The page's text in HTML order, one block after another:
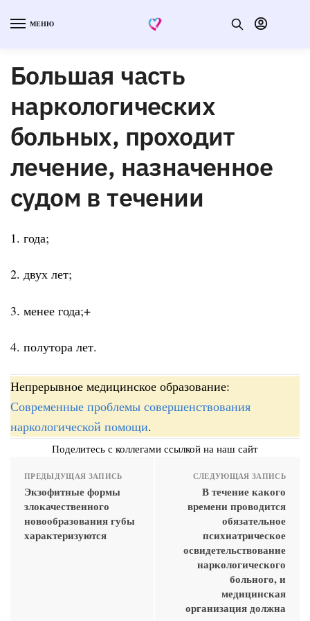
МЕНЮ
Большая часть
наркологических
больных, проходит
лечение, назначенное
судом в течении
1. года;
2. двух лет;
3. менее года;+
4. полутора лет.
Непрерывное медицинское образование:
Современные проблемы совершенствования
наркологической помощи.
Поделитесь с коллегами ссылкой на наш сайт
ПРЕДЫДУЩАЯ ЗАПИСЬ
Экзофитные формы
злокачественного
новообразования губы
характеризуются
СЛЕДУЮЩАЯ ЗАПИСЬ
В течение какого
времени проводится
обязательное
психиатрическое
освидетельствование
наркологического
больного, и
медицинская
организация должна